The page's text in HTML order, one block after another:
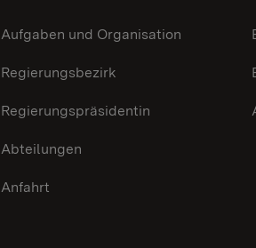
Aufgaben und Organisation
Regierungsbezirk
Regierungspräsidentin
Abteilungen
Anfahrt